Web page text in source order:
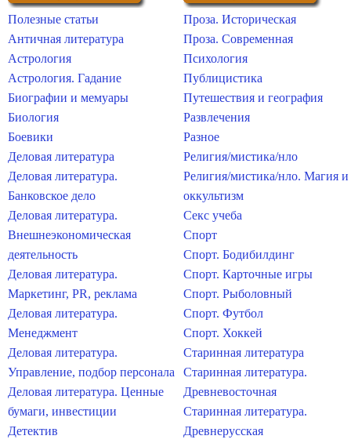
Полезные статьи
Античная литература
Астрология
Астрология. Гадание
Биографии и мемуары
Биология
Боевики
Деловая литература
Деловая литература.
Банковское дело
Деловая литература.
Внешнеэкономическая
деятельность
Деловая литература.
Маркетинг, PR, реклама
Деловая литература.
Менеджмент
Деловая литература.
Управление, подбор персонала
Деловая литература. Ценные
бумаги, инвестиции
Детектив
Проза. Историческая
Проза. Современная
Психология
Публицистика
Путешествия и география
Развлечения
Разное
Религия/мистика/нло
Религия/мистика/нло. Магия и
оккультизм
Секс учеба
Спорт
Спорт. Бодибилдинг
Спорт. Карточные игры
Спорт. Рыболовный
Спорт. Футбол
Спорт. Хоккей
Старинная литература
Старинная литература.
Древневосточная
Старинная литература.
Древнерусская